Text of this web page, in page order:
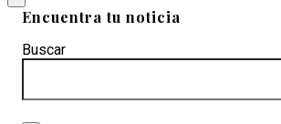
Encuentra tu noticia
Buscar